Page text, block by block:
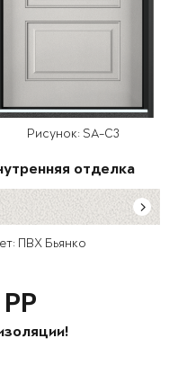
Рисунок: SA-C3
отделка
ПВХ Бьянко